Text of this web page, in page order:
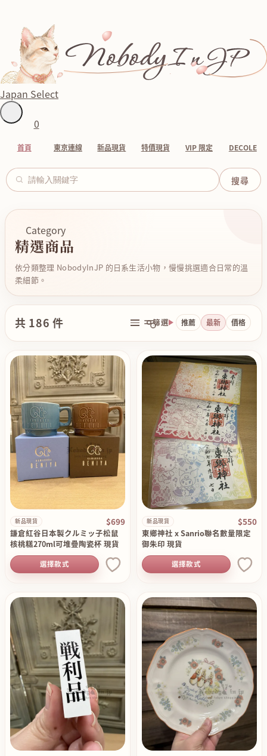
Japan Select
0
首頁 東京連線 新品現貨 特價現貨 VIP 限定 DECOLE
Category
精選商品
依分類整理 NobodyInJP 的日系生活小物，慢慢挑選適合日常的溫
柔細節。
共 186 件 篩選 推薦 最新 價格
新品現貨 $699
鎌倉紅谷日本製クルミッ子松鼠
核桃糕270ml可堆疊陶瓷杯 現貨
選擇款式
新品現貨 $550
東鄉神社 x Sanrio聯名數量限定
御朱印 現貨
選擇款式